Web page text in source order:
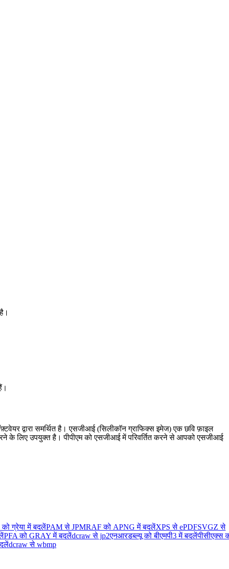
द्वारा समर्थित है। एसजीआई (सिलीकॉन ग्राफिक्स इमेज) एक छवि फ़ाइल
के लिए उपयुक्त है। पीपीएम को एसजीआई में परिवर्तित करने से आपको एसजीआई
ग्रेया में बदलेंPAM से JPMRAF को APNG में बदलेंXPS से ePDFSVGZ से
PFA को GRAY में बदलेंdcraw से jp2एनआरडब्ल्यू को बीएमपी3 में बदलेंपीसीएक्स
dcraw से wbmp